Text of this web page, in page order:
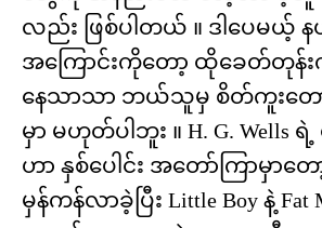
လည်း ဖြစ်ပါတယ် ။ ဒါပေမယ့်
အကြောင်းကိုတော့ ထိုခေတ်တုန်
နေသာသာ ဘယ်သူမှ စိတ်ကူးတေ
မှာ မဟုတ်ပါဘူး ။ H. G. Wells
ဟာ နှစ်ပေါင်း အတော်ကြာမှာ
မှန်ကန်လာခဲ့ပြီး Little Boy နဲ့ Fat